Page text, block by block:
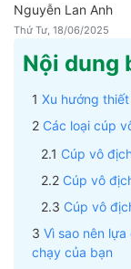
Nguyễn Lan Anh
Thứ Tư, 18/06/2025
Nội dung
Xu hướng
Các loại cúp
Cúp vô
Cúp vô
Cúp vô
Vì sao nên
chạy của bạn